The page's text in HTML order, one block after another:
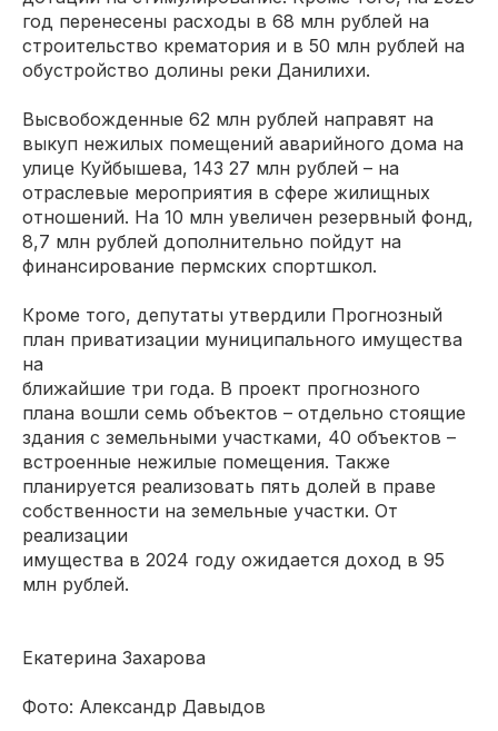
год перенесены расходы в 68 млн рублей на
строительство крематория и в 50 млн рублей на
обустройство долины реки Данилихи.
Высвобожденные 62 млн рублей направят на
выкуп нежилых помещений аварийного дома на
улице Куйбышева, 143 27 млн рублей – на
отраслевые мероприятия в сфере жилищных
отношений. На 10 млн увеличен резервный фонд,
8,7 млн рублей дополнительно пойдут на
финансирование пермских спортшкол.
Кроме того, депутаты утвердили Прогнозный
план приватизации муниципального имущества
на
ближайшие три года. В проект прогнозного
плана вошли семь объектов – отдельно стоящие
здания с земельными участками, 40 объектов –
встроенные нежилые помещения. Также
планируется реализовать пять долей в праве
собственности на земельные участки. От
реализации
имущества в 2024 году ожидается доход в 95
млн рублей.
Екатерина Захарова
Фото: Александр Давыдов